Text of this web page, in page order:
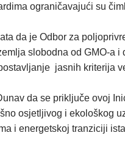
ograničavajući su
da je Odbor za
slobodna od GMO-
jasnih
da se priključe ovoj
osjetljivog i ekološkog
i energetskoj tranziciji